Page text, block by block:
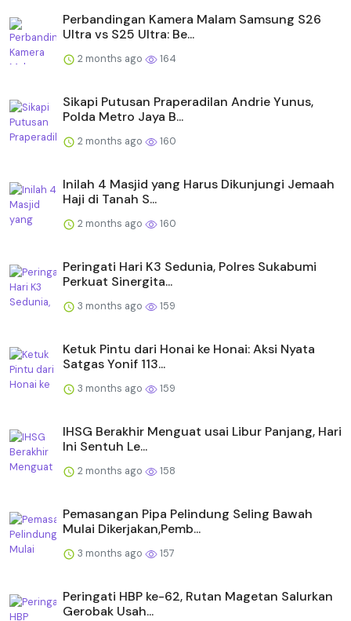
Perbandingan Kamera Malam Samsung S26
Ultra vs S25 Ultra: Be...
2 months ago 164
Sikapi Putusan Praperadilan Andrie Yunus,
Polda Metro Jaya B...
2 months ago 160
Inilah 4 Masjid yang Harus Dikunjungi Jemaah
Haji di Tanah S...
2 months ago 160
Peringati Hari K3 Sedunia, Polres Sukabumi
Perkuat Sinergita...
3 months ago 159
Ketuk Pintu dari Honai ke Honai: Aksi Nyata
Satgas Yonif 113...
3 months ago 159
IHSG Berakhir Menguat usai Libur Panjang, Hari
Ini Sentuh Le...
2 months ago 158
Pemasangan Pipa Pelindung Seling Bawah
Mulai Dikerjakan,Pemb...
3 months ago 157
Peringati HBP ke-62, Rutan Magetan Salurkan
Gerobak Usah...